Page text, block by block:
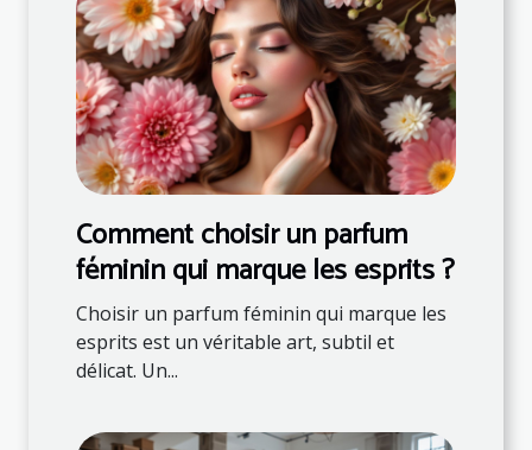
Comment choisir un parfum
féminin qui marque les esprits ?
Choisir un parfum féminin qui marque les
esprits est un véritable art, subtil et
délicat. Un...